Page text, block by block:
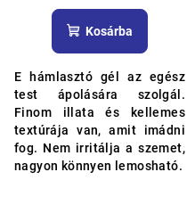
termék
átlagos
értékelése
ből
5,0
csillag.
Kosárba
E hámlasztó gél az egész
test ápolására szolgál.
Finom illata és kellemes
textúrája van, amit imádni
fog. Nem irritálja a szemet,
nagyon könnyen lemosható.